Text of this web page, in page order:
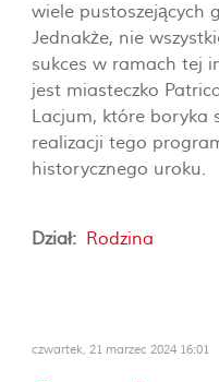
wiele pustoszejących
Jednakże, nie
sukces w ramach tej
jest miasteczko
Lacjum, które boryka
realizacji tego
historycznego uroku.
Dział: Rodzina
czwartek, 21 marzec 2024 16:01